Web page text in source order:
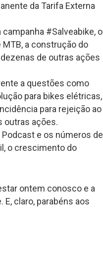
da Tarifa Externa
#Salveabike, o
a construção do
de outras ações
a questões como
para bikes elétricas,
para rejeição ao
outras ações.
e os números de
o crescimento do
ontem conosco e a
claro, parabéns aos